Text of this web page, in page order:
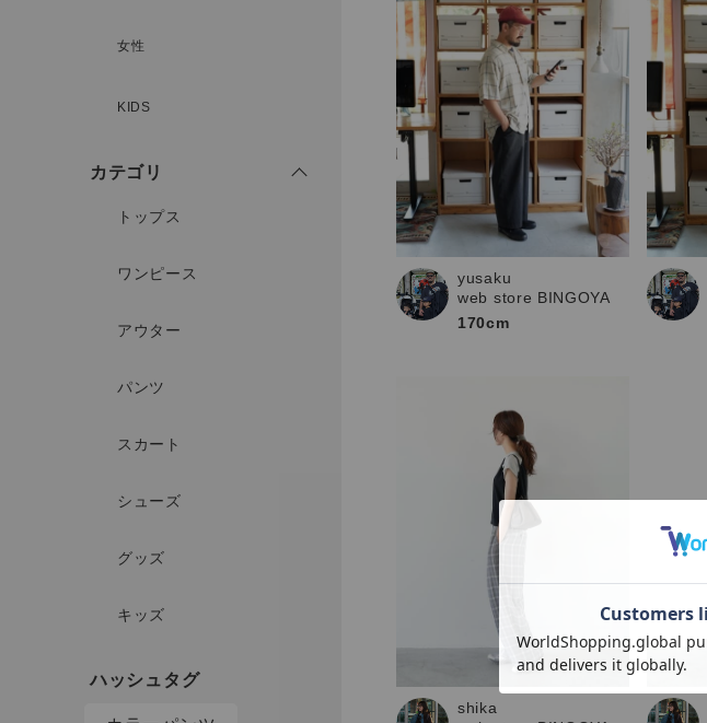
女性
KIDS
カテゴリ
トップス
ワンピース
アウター
パンツ
スカート
シューズ
グッズ
キッズ
yusaku
web store BINGOYA
170cm
shika